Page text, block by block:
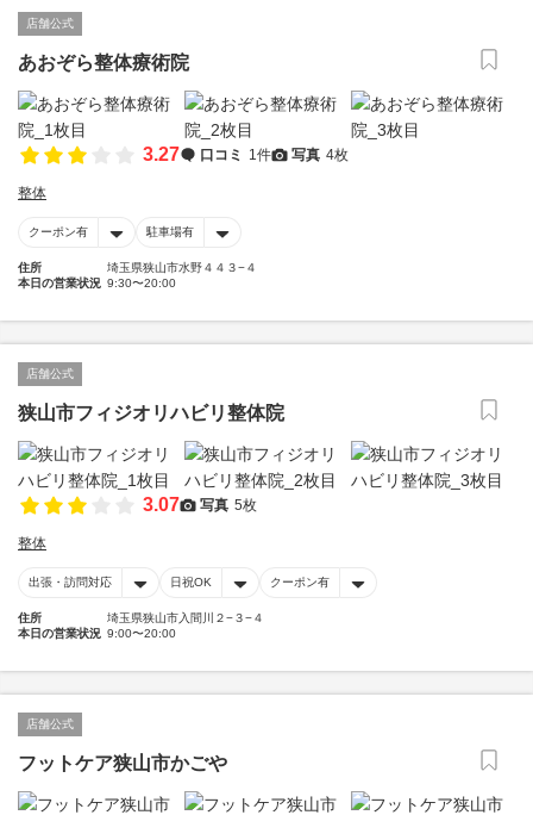
店舗公式
あおぞら整体療術院
3.27 口コミ 1件 写真 4枚
整体
クーポン有 駐車場有
住所
埼玉県狭山市水野４４３−４
本日の営業状況 9:30〜20:00
店舗公式
狭山市フィジオリハビリ整体院
3.07 写真 5枚
整体
出張・訪問対応 日祝OK クーポン有
住所
埼玉県狭山市入間川２−３−４
本日の営業状況 9:00〜20:00
店舗公式
フットケア狭山市かごや